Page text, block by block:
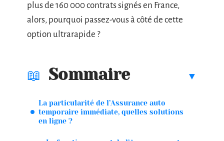
plus de 160 000 contrats signés en France,
alors, pourquoi passez-vous à côté de cette
option ultrarapide ?
Sommaire
La particularité de l’Assurance auto
temporaire immédiate, quelles solutions
en ligne ?